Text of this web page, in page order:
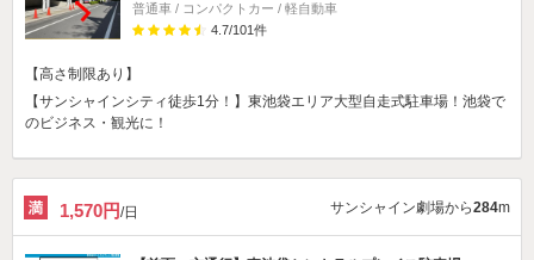
普通車 / コンパクトカー / 軽自動車
4.7/101件
【高さ制限あり】
【サンシャインシティ徒歩1分！】東池袋エリア大型自走式駐車場！池袋で
のビジネス・観光に！
1,570円/日 サンシャイン劇場から284m